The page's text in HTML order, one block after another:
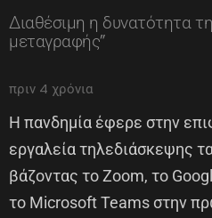
Διαθέσιμη η δυνατότητα
μεταγραφής”
πριν 4 χρόνια
Η πανδημία έφερε στην
εργαλεία τηλεδιάσκεψης
βάζοντας το Zoom, το
το Microsoft Teams στην